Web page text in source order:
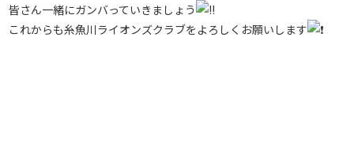
皆さん一緒にガンバっていきましょう
これからも糸魚川ライオンズクラブをよろしくお願いします